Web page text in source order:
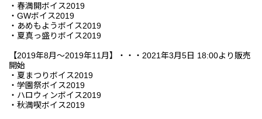
・春満開ボイス2019
・GWボイス2019
・あめもようボイス2019
・夏真っ盛りボイス2019
【2019年8月～2019年11月】・・・2021年3月5日 18:00より販売
開始
・夏まつりボイス2019
・学園祭ボイス2019
・ハロウィンボイス2019
・秋満喫ボイス2019